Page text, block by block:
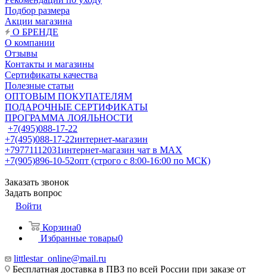
Подбор размера
Акции магазина
О БРЕНДЕ
О компании
Отзывы
Контакты и магазины
Сертификаты качества
Полезные статьи
ОПТОВЫМ ПОКУПАТЕЛЯМ
ПОДАРОЧНЫЕ СЕРТИФИКАТЫ
ПРОГРАММА ЛОЯЛЬНОСТИ
+7(495)088-17-22
+7(495)088-17-22интернет-магазин
+79771112031интернет-магазин чат в MAX
+7(905)896-10-52опт (строго с 8:00-16:00 по МСК)
Заказать звонок
Задать вопрос
Войти
Корзина0
Избранные товары0
littlestar_online@mail.ru
Бесплатная доставка в ПВЗ по всей России при заказе от